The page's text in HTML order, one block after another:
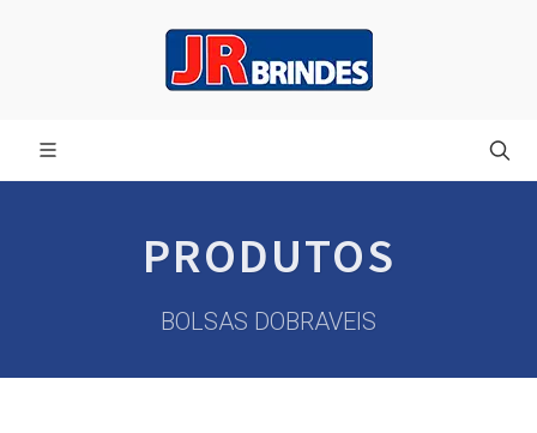
PRODUTOS
BOLSAS DOBRAVEIS